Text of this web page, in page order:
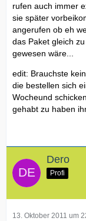
rufen auch immer
sie später
angerufen ob eh
das Paket gleich
gewesen wäre...
edit: Brauchste
die bestellen sich
Wocheund
gehabt zu haben
Dero
Profi
13. Oktober 2011 um